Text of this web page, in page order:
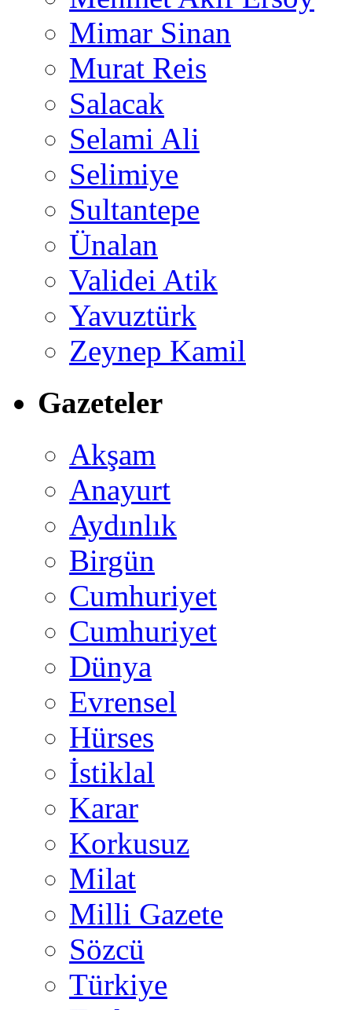
Mimar Sinan
Murat Reis
Salacak
Selami Ali
Selimiye
Sultantepe
Ünalan
Validei Atik
Yavuztürk
Zeynep Kamil
Gazeteler
Akşam
Anayurt
Aydınlık
Birgün
Cumhuriyet
Cumhuriyet
Dünya
Evrensel
Hürses
İstiklal
Karar
Korkusuz
Milat
Milli Gazete
Sözcü
Türkiye